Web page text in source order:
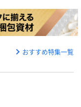
おすすめ特集一覧